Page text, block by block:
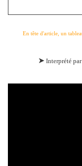
En tête d'article, un
➤ Interprété